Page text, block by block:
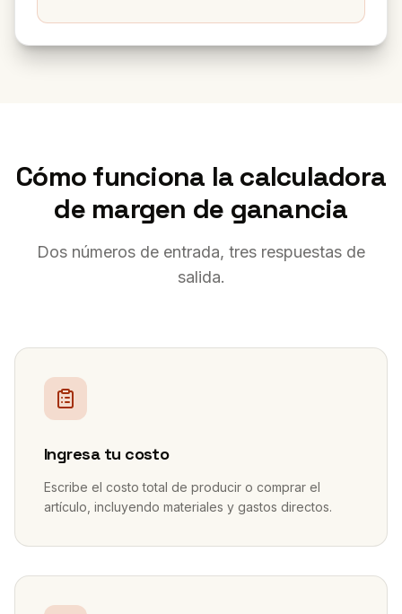
Cómo funciona la calculadora
de margen de ganancia
Dos números de entrada, tres respuestas de
salida.
Ingresa tu costo
Escribe el costo total de producir o comprar el
artículo, incluyendo materiales y gastos directos.